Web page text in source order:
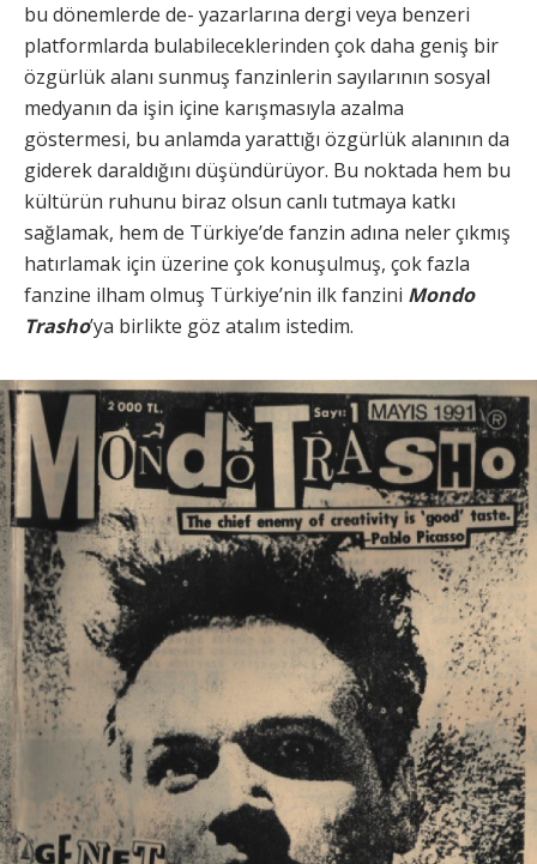
bu dönemlerde de- yazarlarına dergi veya benzeri
platformlarda bulabileceklerinden çok daha geniş bir
özgürlük alanı sunmuş fanzinlerin sayılarının sosyal
medyanın da işin içine karışmasıyla azalma
göstermesi, bu anlamda yarattığı özgürlük alanının da
giderek daraldığını düşündürüyor. Bu noktada hem bu
kültürün ruhunu biraz olsun canlı tutmaya katkı
sağlamak, hem de Türkiye’de fanzin adına neler çıkmış
hatırlamak için üzerine çok konuşulmuş, çok fazla
fanzine ilham olmuş Türkiye’nin ilk fanzini Mondo
Trasho’ya birlikte göz atalım istedim.